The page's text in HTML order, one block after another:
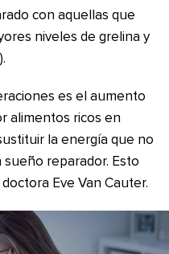
con aquellas que
niveles de grelina y
es el aumento
alimentos ricos en
la energía que no
reparador. Esto
Eve Van Cauter.